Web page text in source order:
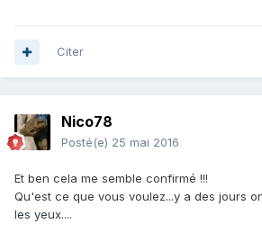
Citer
Nico78
Posté(e) 25 mai 2016
Et ben cela me semble confirmé !!!
Qu'est ce que vous voulez...y a des jours
les yeux....